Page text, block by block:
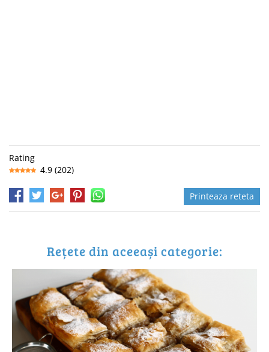
Rating
4.9 (202)
Printeaza reteta
Rețete din aceeași categorie: